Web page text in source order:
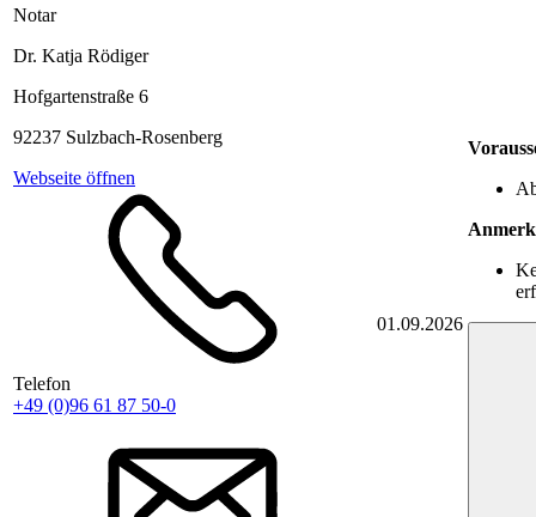
Notar
Dr. Katja Rödiger
Hofgartenstraße 6
92237 Sulzbach-Rosenberg
Webseite öffnen
Telefon
+49 (0)96 61 87 50-0
01.09.2026